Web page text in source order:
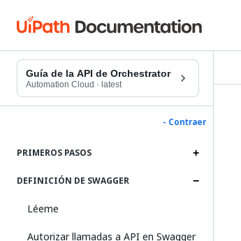
Guía de la API de Orchestrator
Automation Cloud · latest
- Contraer
PRIMEROS PASOS
DEFINICIÓN DE SWAGGER
Léeme
Autorizar llamadas a API en Swagger